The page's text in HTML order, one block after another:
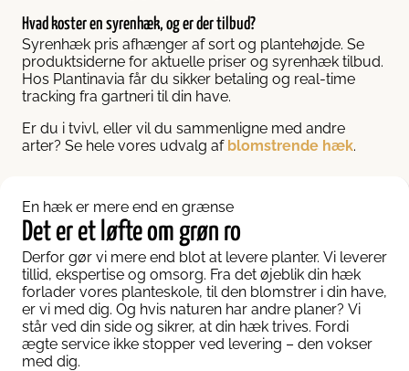
Hvad koster en syrenhæk, og er der tilbud?
Syrenhæk pris afhænger af sort og plantehøjde. Se
produktsiderne for aktuelle priser og syrenhæk tilbud.
Hos Plantinavia får du sikker betaling og real-time
tracking fra gartneri til din have.
Er du i tvivl, eller vil du sammenligne med andre
arter? Se hele vores udvalg af blomstrende hæk.
En hæk er mere end en grænse
Det er et løfte om grøn ro
Derfor gør vi mere end blot at levere planter. Vi leverer
tillid, ekspertise og omsorg. Fra det øjeblik din hæk
forlader vores planteskole, til den blomstrer i din have,
er vi med dig. Og hvis naturen har andre planer? Vi
står ved din side og sikrer, at din hæk trives. Fordi
ægte service ikke stopper ved levering – den vokser
med dig.